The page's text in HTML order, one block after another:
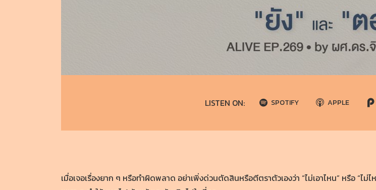
LISTEN ON: SPOTIFY APPLE
เมื่อเจอเรื่องยาก ๆ หรือทำผิดพลาด อย่าเพิ่งด่วนตัดสินหรือตีตราตัวเองว่า “ไม่เอาไหน” หรือ “ไม่ไ